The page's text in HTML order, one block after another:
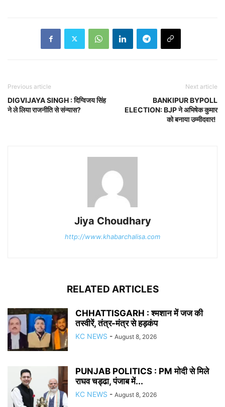
Previous article
DIGVIJAYA SINGH : दिग्विजय सिंह
ने ले लिया राजनीति से संन्यास?
Next article
BANKIPUR BYPOLL
ELECTION: BJP ने अभिषेक कुमार
को बनाया उम्मीदवार!
Jiya Choudhary
http://www.khabarchalisa.com
RELATED ARTICLES
CHHATTISGARH : श्मशान में जज की
तस्वीरें, तंत्र-मंत्र से हड़कंप
KC NEWS - August 8, 2026
PUNJAB POLITICS : PM मोदी से मिले
राघव चड्ढा, पंजाब में...
KC NEWS - August 8, 2026